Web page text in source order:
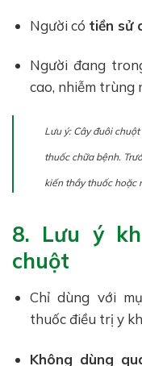
Người có tiền sử
Người đang
cao, nhiễm trùng
Lưu ý: Cây đuôi
thuốc chữa bệnh.
kiến thầy thuốc hoặc
8. Lưu ý
chuột
Chỉ dùng với
thuốc điều trị y
Không dùng